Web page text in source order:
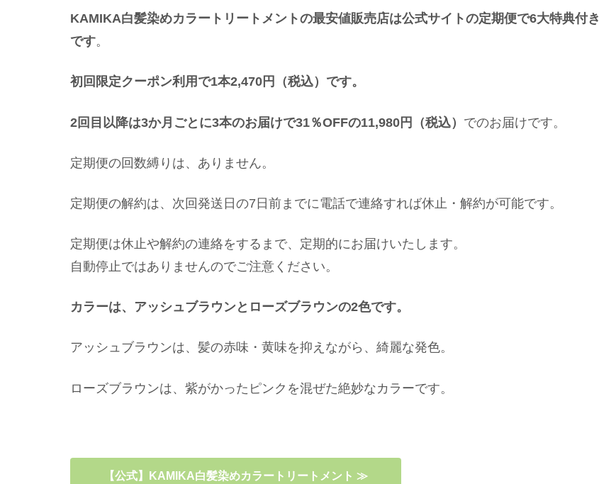
KAMIKA白髪染めカラートリートメントの最安値販売店は公式サイトの定期便で6大特典付き
です。
初回限定クーポン利用で1本2,470円（税込）です。
2回目以降は3か月ごとに3本のお届けで31％OFFの11,980円（税込） でのお届けです。
定期便の回数縛りは、ありません。
定期便の解約は、次回発送日の7日前までに電話で連絡すれば休止・解約が可能です。
定期便は休止や解約の連絡をするまで、定期的にお届けいたします。
自動停止ではありませんのでご注意ください。
カラーは、アッシュブラウンとローズブラウンの2色です。
アッシュブラウンは、髪の赤味・黄味を抑えながら、綺麗な発色。
ローズブラウンは、紫がかったピンクを混ぜた絶妙なカラーです。
【公式】KAMIKA白髪染めカラートリートメント ≫